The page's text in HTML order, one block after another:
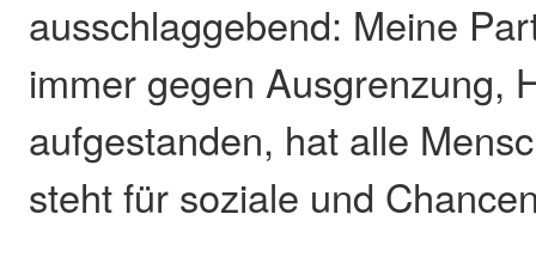
ausschlaggebend: Meine
immer gegen Ausgrenzung,
aufgestanden, hat alle
steht für soziale und